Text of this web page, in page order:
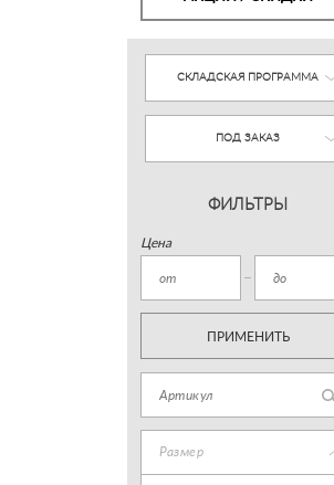
СКЛАДСКАЯ ПРОГРАММА
ПОД ЗАКАЗ
ФИЛЬТРЫ
Цена
ПРИМЕНИТЬ
Размер